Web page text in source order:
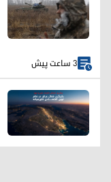
3 ساعت پیش